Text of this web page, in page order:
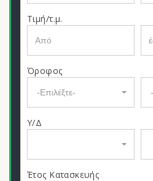
Τιμή/τ.μ.
Όροφος
-Επιλέξτε-
Υ/Δ
Έτος Κατασκευής